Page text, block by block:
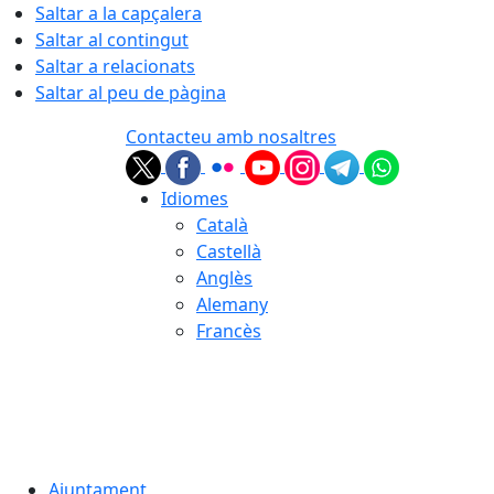
Saltar a la capçalera
Saltar al contingut
Saltar a relacionats
Saltar al peu de pàgina
Contacteu amb nosaltres
Idiomes
Català
Castellà
Anglès
Alemany
Francès